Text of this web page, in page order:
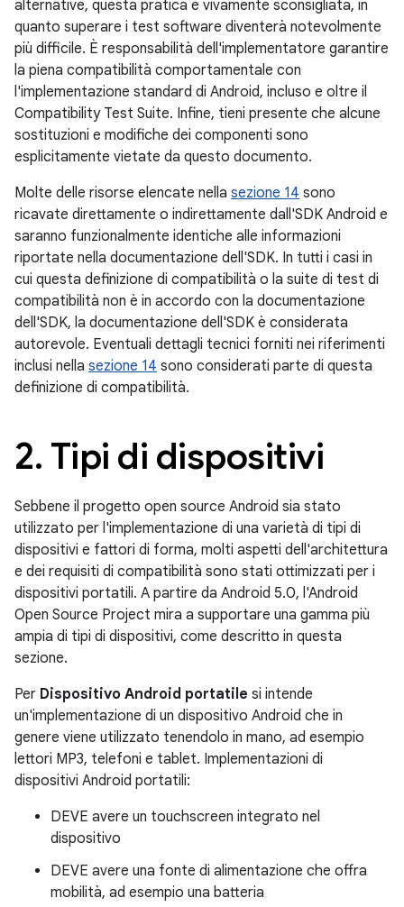
alternative, questa pratica è vivamente sconsigliata, in
quanto superare i test software diventerà notevolmente
più difficile. È responsabilità dell'implementatore garantire
la piena compatibilità comportamentale con
l'implementazione standard di Android, incluso e oltre il
Compatibility Test Suite. Infine, tieni presente che alcune
sostituzioni e modifiche dei componenti sono
esplicitamente vietate da questo documento.
Molte delle risorse elencate nella sezione 14 sono
ricavate direttamente o indirettamente dall'SDK Android e
saranno funzionalmente identiche alle informazioni
riportate nella documentazione dell'SDK. In tutti i casi in
cui questa definizione di compatibilità o la suite di test di
compatibilità non è in accordo con la documentazione
dell'SDK, la documentazione dell'SDK è considerata
autorevole. Eventuali dettagli tecnici forniti nei riferimenti
inclusi nella sezione 14 sono considerati parte di questa
definizione di compatibilità.
2. Tipi di dispositivi
Sebbene il progetto open source Android sia stato
utilizzato per l'implementazione di una varietà di tipi di
dispositivi e fattori di forma, molti aspetti dell'architettura
e dei requisiti di compatibilità sono stati ottimizzati per i
dispositivi portatili. A partire da Android 5.0, l'Android
Open Source Project mira a supportare una gamma più
ampia di tipi di dispositivi, come descritto in questa
sezione.
Per Dispositivo Android portatile si intende
un'implementazione di un dispositivo Android che in
genere viene utilizzato tenendolo in mano, ad esempio
lettori MP3, telefoni e tablet. Implementazioni di
dispositivi Android portatili:
DEVE avere un touchscreen integrato nel
dispositivo
DEVE avere una fonte di alimentazione che offra
mobilità, ad esempio una batteria